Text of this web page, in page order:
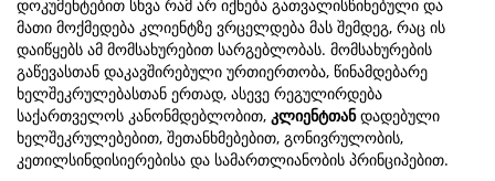
დოკუმენტებით სხვა რამ არ იქნება გათვალისწინებული და
მათი მოქმედება კლიენტზე ვრცელდება მას შემდეგ, რაც ის
დაიწყებს ამ მომსახურებით სარგებლობას. მომსახურების
გაწევასთან დაკავშირებული ურთიერთობა, წინამდებარე
ხელშეკრულებასთან ერთად, ასევე რეგულირდება
საქართველოს კანონმდებლობით, კლიენტთანდადებული
ხელშეკრულებებით, შეთანხმებებით, გონივრულობის,
კეთილსინდისიერებისა და სამართლიანობის პრინციპებით.